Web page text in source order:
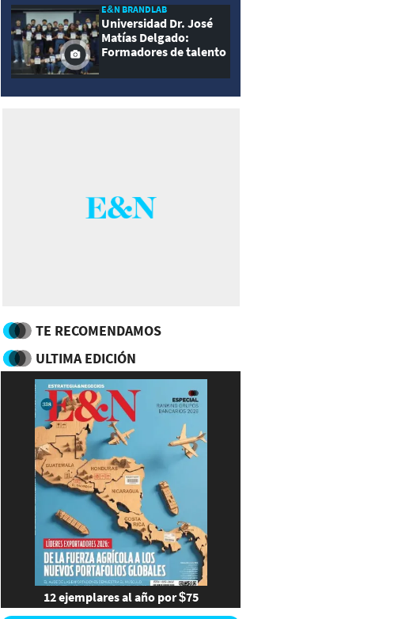
E&N BRANDLAB
Universidad Dr. José
Matías Delgado:
Formadores de talento
TE RECOMENDAMOS
ULTIMA EDICIÓN
12 ejemplares al año por $75